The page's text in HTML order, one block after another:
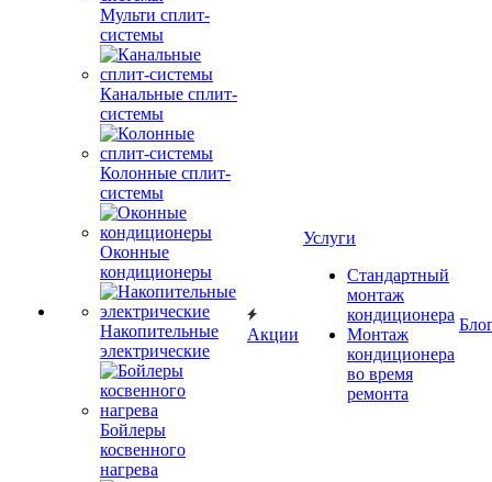
Мульти сплит-
системы
Канальные сплит-
системы
Колонные сплит-
системы
Оконные
кондиционеры
Накопительные
электрические
Бойлеры
косвенного
нагрева
Акции
Услуги
Стандартный
монтаж
кондиционера
Монтаж
кондиционера
во время
ремонта